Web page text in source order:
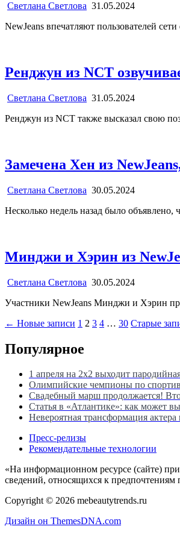
Светлана Светлова 31.05.2024
NewJeans впечатляют пользователей
Ренджун из NCT
Светлана Светлова 31.05.2024
Ренджун из NCT также высказал свою
Замечена Хен из
Светлана Светлова 30.05.2024
Несколько недель назад было
Минджи и Хэрин из
Светлана Светлова 30.05.2024
Участники NewJeans Минджи и Хэрин
Пагинация
записей
← Новые записи 1 2 3 4 … 30 Старые
Популярное
1 апреля на 2х2 выходит
Олимпийские чемпионы по
Свадебный марш продолжается!
Статья в «Атлантике»: как может
Невероятная трансформация
Пресс-релизы
Рекомендательные технологии
«На информационном ресурсе (сайте)
сведений, относящихся к предпочтениям
Copyright © 2026 mebeautytrends.ru
Дизайн он ThemesDNA.com